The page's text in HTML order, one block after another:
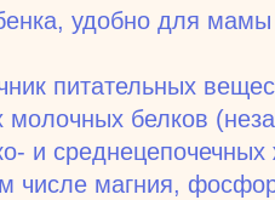
удобно для мамы
питательных
молочных белков
и
числе магния,